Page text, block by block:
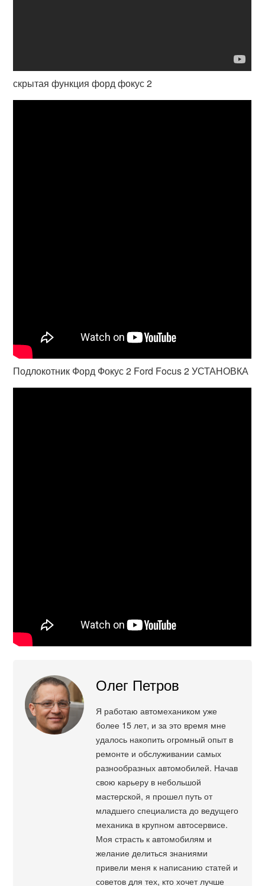
скрытая функция форд фокус 2
Подлокотник Форд Фокус 2 Ford Focus 2 УСТАНОВКА
Олег Петров
Я работаю автомехаником уже
более 15 лет, и за это время мне
удалось накопить огромный опыт в
ремонте и обслуживании самых
разнообразных автомобилей. Начав
свою карьеру в небольшой
мастерской, я прошел путь от
младшего специалиста до ведущего
механика в крупном автосервисе.
Моя страсть к автомобилям и
желание делиться знаниями
привели меня к написанию статей и
советов для тех, кто хочет лучше